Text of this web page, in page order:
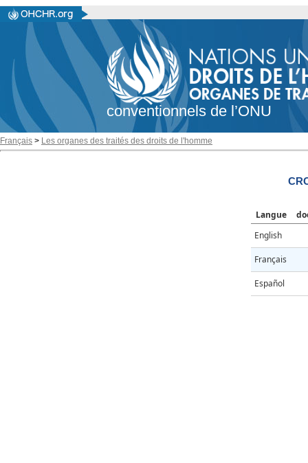
conventionnels de l’ONU
Français > Les organes des traités des droits de l'homme
Langue
English
Français
Español